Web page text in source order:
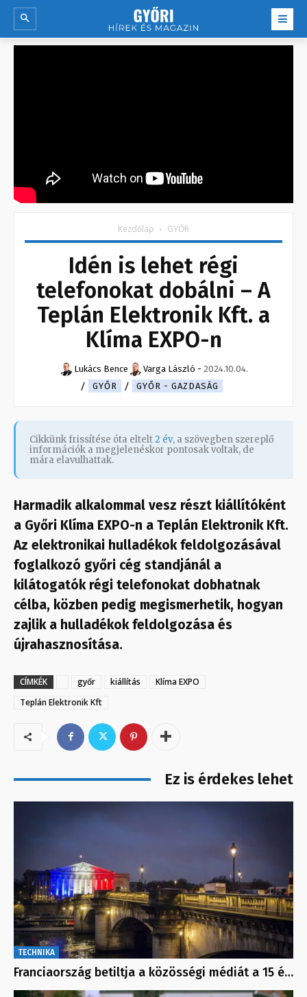
Kezdőlap GYŐR
Idén is lehet régi
telefonokat dobálni – A
Teplán Elektronik Kft. a
Klíma EXPO-n
Lukács Bence Varga László - 2024.10.04.
GYŐR
GYŐR - GAZDASÁG
Cikkünk frissítése óta eltelt2 év, a szövegben szereplő
információk a megjelenéskor pontosak voltak, de
mára elavulhattak.
Harmadik alkalommal vesz részt kiállítóként
a Győri Klíma EXPO-n a Teplán Elektronik Kft.
Az elektronikai hulladékok feldolgozásával
foglalkozó győri cég standjánál a
kilátogatók régi telefonokat dobhatnak
célba, közben pedig megismerhetik, hogyan
zajlik a hulladékok feldolgozása és
újrahasznosítása.
CÍMKÉK győr kiállítás
Klíma EXPO
Teplán Elektronik Kft
Ez is érdekes lehet
TECHNIKA
Franciaország betiltja a közösségi médiát a 15 é…